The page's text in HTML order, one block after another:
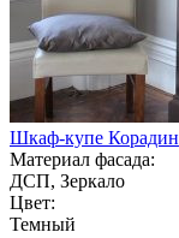
Шкаф-купе Корадин
Материал фасада:
ДСП, Зеркало
Цвет:
Темный